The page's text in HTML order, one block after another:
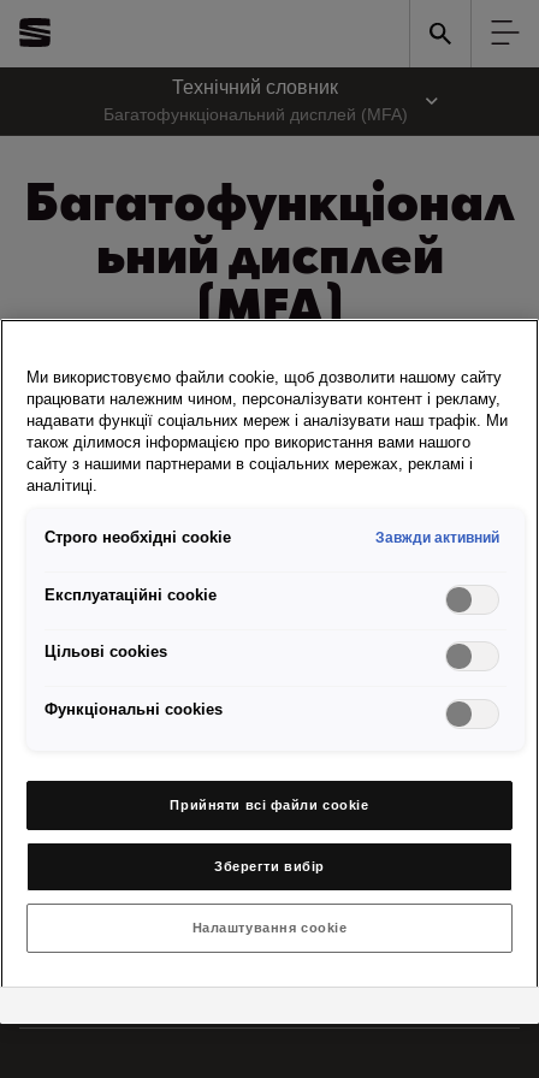
Технічний словник
Багатофункціональний дисплей (MFA)
Багатофункціонал
ьний дисплей
(MFA)
Багатофункціональний дисплей (MFA)розташований
безпосередньо перед водієм і є компактним інформаційним
пристроєм, що призначений для зручності та безпеки водія. Такий
дисплей відображає важливу інформацію про автомобіль
моментально, забезпечуючи водію доступ до потрібних даних
Конфігуратор і продаж
Ми використовуємо файли cookie, щоб дозволити нашому сайту
працювати належним чином, персоналізувати контент і рекламу,
надавати функції соціальних мереж і аналізувати наш трафік. Ми
також ділимося інформацією про використання вами нашого
сайту з нашими партнерами в соціальних мережах, рекламі і
аналітиці.
Строго необхідні cookie Завжди активний
Експлуатаційні cookie
Цільові сookies
Функціональні cookies
Прийняти всі файли сookie
Зберегти вибір
Налаштування cookie